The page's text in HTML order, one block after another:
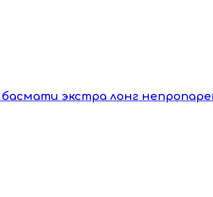
басмати экстра лонг